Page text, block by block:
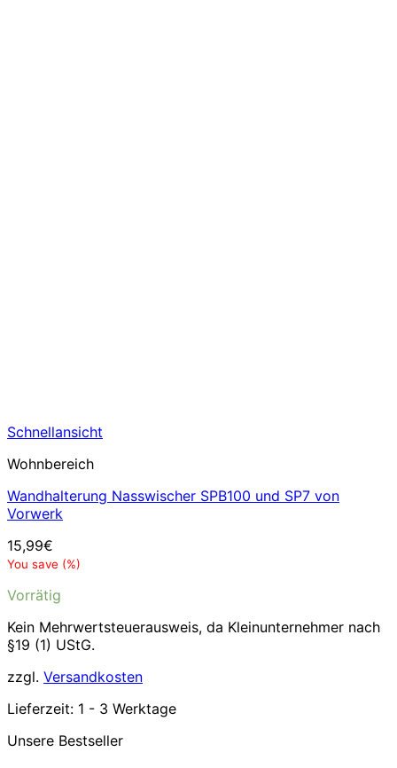
Schnellansicht
Wohnbereich
Wandhalterung Nasswischer SPB100 und SP7 von
Vorwerk
15,99€
You save (%)
Vorrätig
Kein Mehrwertsteuerausweis, da Kleinunternehmer nach
§19 (1) UStG.
zzgl. Versandkosten
Lieferzeit: 1 - 3 Werktage
Unsere Bestseller